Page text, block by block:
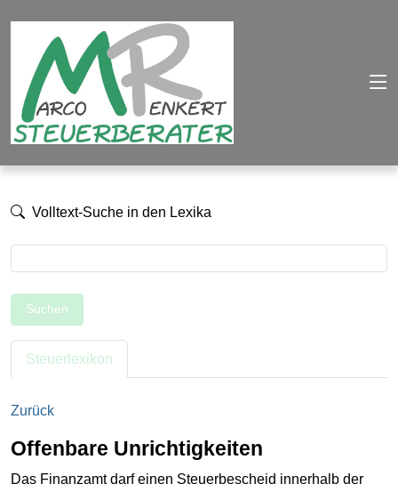
Volltext-Suche in den Lexika
Suchen
Steuerlexikon
Zurück
Offenbare Unrichtigkeiten
Das Finanzamt darf einen Steuerbescheid innerhalb der